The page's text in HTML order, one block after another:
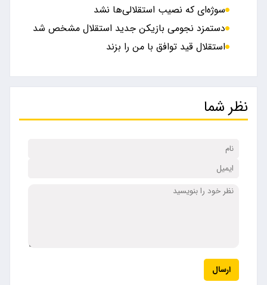
سوژه‌ای که نصیب استقلالی‌ها نشد
دستمزد نجومی بازیکن جدید استقلال مشخص شد
استقلال قید توافق با من را بزند
نظر شما
ارسال